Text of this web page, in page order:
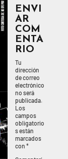
ENVI
AR
COM
ENTA
RIO
Tu
dirección
de correo
electrónico
no será
publicada.
Los
campos
obligatorio
s están
marcados
con *